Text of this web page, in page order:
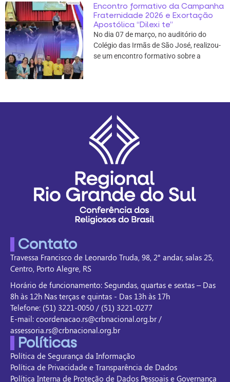
Encontro formativo da Campanha
Fraternidade 2026 e Exortação
Apostólica “Dilexi te”
No dia 07 de março, no auditório do
Colégio das Irmãs de São José, realizou-
se um encontro formativo sobre a
Contato
Travessa Francisco de Leonardo Truda, 98, 2° andar, salas 25,
Centro, Porto Alegre, RS
Horário de funcionamento: Segundas, quartas e sextas – Das
8h às 12h Nas terças e quintas - Das 13h às 17h
Telefone: (51) 3221-0050 / (51) 3221-0277
E-mail: coordenacao.rs@crbnacional.org.br /
assessoria.rs@crbnacional.org.br
Políticas
Política de Segurança da Informação
Política de Privacidade e Transparência de Dados
Política Interna de Proteção de Dados Pessoais e Governança